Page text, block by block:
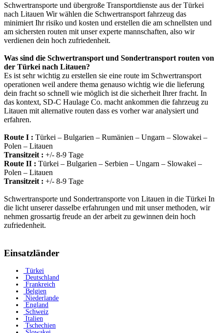
Schwertransporte und übergroße Transportdienste aus der Türkei
nach Litauen Wir wählen die Schwertransport fahrzeug das
minimiert Ihr risiko und kosten und erstellen die am schnellsten und
am sichersten routen mit unser experte mannschaften, also wir
verdienen dein hoch zufriedenheit.
Was sind die Schwertransport und Sondertransport routen von
der Türkei nach Litauen?
Es ist sehr wichtig zu erstellen sie eine route im Schwertransport
operationen weil andere thema genauso wichtig wie die lieferung
dein fracht so schnell wie möglich ist die sicherheit Ihrer fracht. In
das kontext, SD-C Haulage Co. macht ankommen die fahrzeug zu
Litauen mit alternative routen dass es vorher war analysiert und
erfahren.
Route I : Türkei – Bulgarien – Rumänien – Ungarn – Slowakei –
Polen – Litauen
Transitzeit : +/- 8-9 Tage
Route II : Türkei – Bulgarien – Serbien – Ungarn – Slowakei –
Polen – Litauen
Transitzeit : +/- 8-9 Tage
Schwertransporte und Sondertransporte von Litauen in die Türkei In
die licht unserer dasselbe erfahrungen und mit unser methoden, wir
nehmen grossartig freude an der arbeit zu gewinnen dein hoch
zufriedenheit.
Einsatzländer
Türkei
Deutschland
Frankreich
Belgien
Niederlande
England
Schweiz
Italien
Tschechien